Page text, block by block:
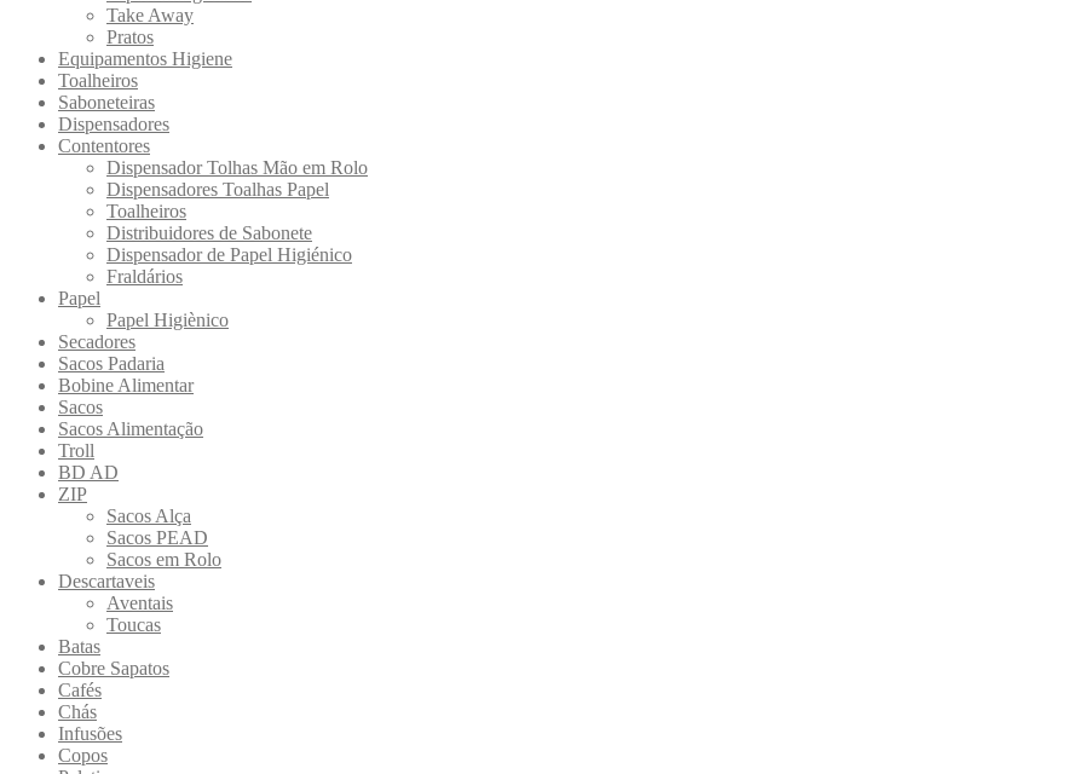
Take Away
Pratos
Equipamentos Higiene
Toalheiros
Saboneteiras
Dispensadores
Contentores
Dispensador Tolhas Mão em Rolo
Dispensadores Toalhas Papel
Toalheiros
Distribuidores de Sabonete
Dispensador de Papel Higiénico
Fraldários
Papel
Papel Higiènico
Secadores
Sacos Padaria
Bobine Alimentar
Sacos
Sacos Alimentação
Troll
BD AD
ZIP
Sacos Alça
Sacos PEAD
Sacos em Rolo
Descartaveis
Aventais
Toucas
Batas
Cobre Sapatos
Cafés
Chás
Infusões
Copos